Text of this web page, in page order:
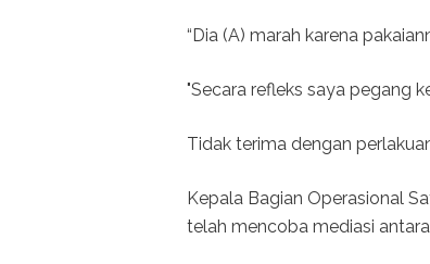
“Dia (A) marah karena
"Secara refleks saya pegang
Tidak terima dengan
Kepala Bagian Operasional
telah mencoba mediasi